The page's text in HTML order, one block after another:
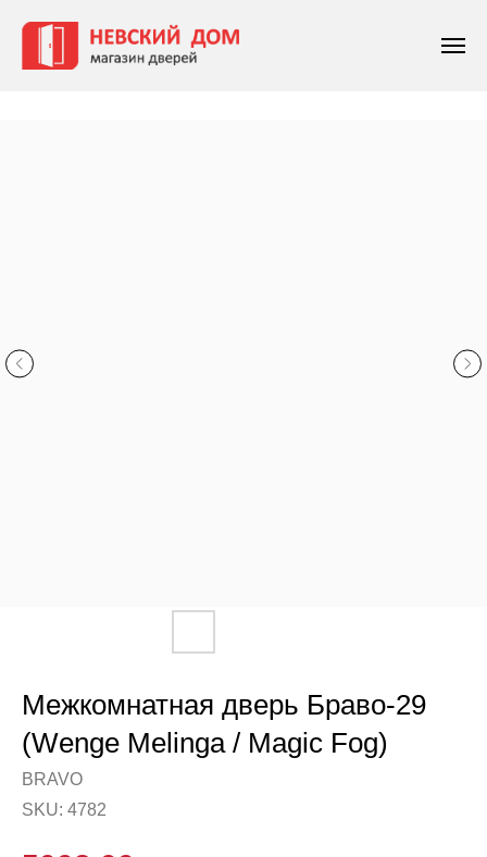
Межкомнатная дверь Браво-29
(Wenge Melinga / Magic Fog)
BRAVO
SKU: 4782